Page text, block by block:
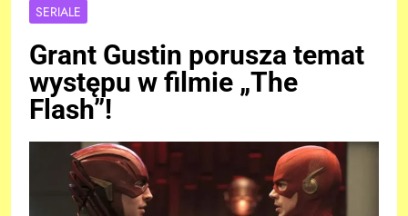
SERIALE
Grant Gustin porusza temat
występu w filmie „The
Flash”!